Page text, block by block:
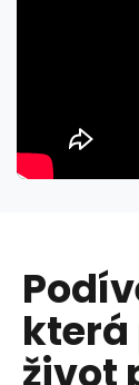
život